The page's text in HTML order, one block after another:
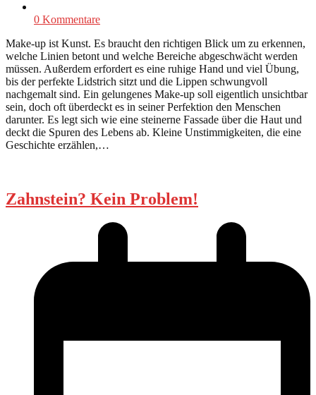
0 Kommentare
Make-up ist Kunst. Es braucht den richtigen Blick um zu erkennen,
welche Linien betont und welche Bereiche abgeschwächt werden
müssen. Außerdem erfordert es eine ruhige Hand und viel Übung,
bis der perfekte Lidstrich sitzt und die Lippen schwungvoll
nachgemalt sind. Ein gelungenes Make-up soll eigentlich unsichtbar
sein, doch oft überdeckt es in seiner Perfektion den Menschen
darunter. Es legt sich wie eine steinerne Fassade über die Haut und
deckt die Spuren des Lebens ab. Kleine Unstimmigkeiten, die eine
Geschichte erzählen,…
Zahnstein? Kein Problem!